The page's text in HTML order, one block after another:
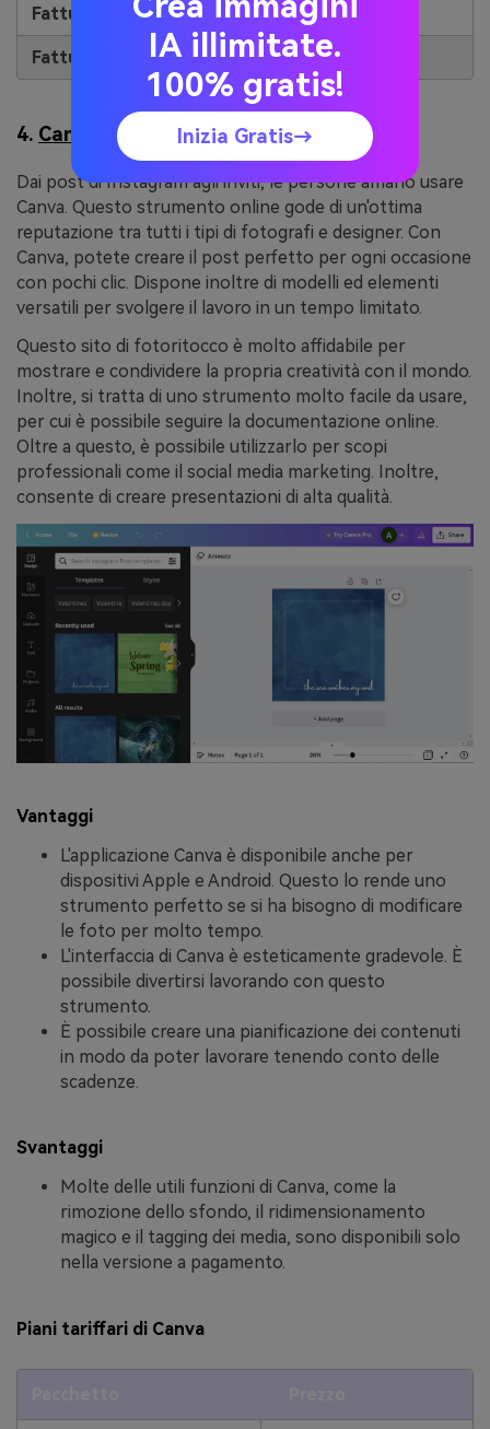
Fatturato annualmente $59.88
Fatturazione mensile
4. Canva
Dai post di Instagram agli inviti, le persone amano usare
Canva. Questo strumento online gode di un'ottima
reputazione tra tutti i tipi di fotografi e designer. Con
Canva, potete creare il post perfetto per ogni occasione
con pochi clic. Dispone inoltre di modelli ed elementi
versatili per svolgere il lavoro in un tempo limitato.
Questo sito di fotoritocco è molto affidabile per
mostrare e condividere la propria creatività con il mondo.
Inoltre, si tratta di uno strumento molto facile da usare,
per cui è possibile seguire la documentazione online.
Oltre a questo, è possibile utilizzarlo per scopi
professionali come il social media marketing. Inoltre,
consente di creare presentazioni di alta qualità.
Vantaggi
L'applicazione Canva è disponibile anche per
dispositivi Apple e Android. Questo lo rende uno
strumento perfetto se si ha bisogno di modificare
le foto per molto tempo.
L'interfaccia di Canva è esteticamente gradevole. È
possibile divertirsi lavorando con questo
strumento.
È possibile creare una pianificazione dei contenuti
in modo da poter lavorare tenendo conto delle
scadenze.
Svantaggi
Molte delle utili funzioni di Canva, come la
rimozione dello sfondo, il ridimensionamento
magico e il tagging dei media, sono disponibili solo
nella versione a pagamento.
Piani tariffari di Canva
IA illimitate.
100% gratis!
Inizia Gratis→